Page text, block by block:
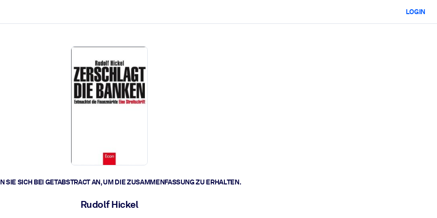
LOGIN
SIE SICH BEI GETABSTRACT AN, UM DIE ZUSAMMENFASSUNG ZU ERHALTEN.
Rudolf Hickel